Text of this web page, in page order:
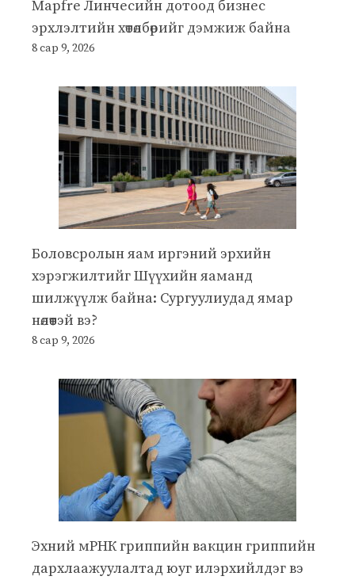
Mapfre Линчесийн дотоод бизнес
эрхлэлтийн хөтөлбөрийг дэмжиж байна
8 сар 9, 2026
Боловсролын яам иргэний эрхийн
хэрэгжилтийг Шүүхийн яаманд
шилжүүлж байна: Сургуулиудад ямар
нөлөөтэй вэ?
8 сар 9, 2026
Эхний мРНК гриппийн вакцин гриппийн
дархлаажуулалтад юуг илэрхийлдэг вэ